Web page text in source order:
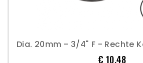
€ 10,48Prijs